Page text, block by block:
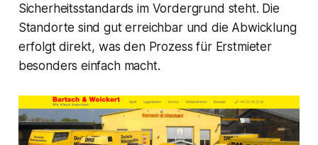
Sicherheitsstandards im Vordergrund steht. Die
Standorte sind gut erreichbar und die Abwicklung
erfolgt direkt, was den Prozess für Erstmieter
besonders einfach macht.